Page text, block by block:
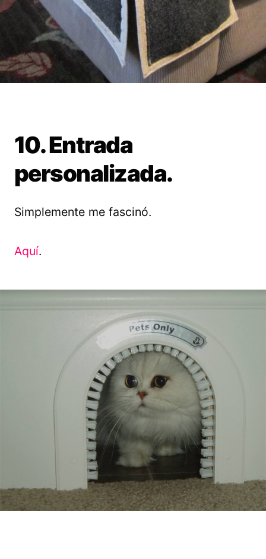
10. Entrada
personalizada.
Simplemente me fascinó.
Aquí.